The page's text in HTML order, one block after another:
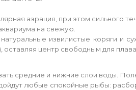
аэрация, при этом сильного
на свежую.
извилистые коряги и
центр свободным для
средние и нижние слои воды.
любые спокойные рыбы: